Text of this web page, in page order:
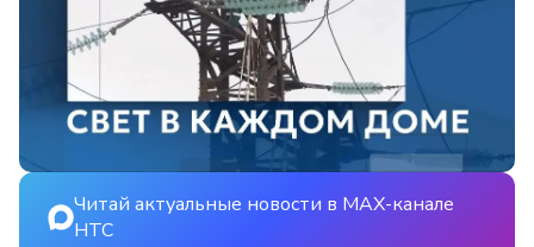
Читай актуальные новости в MAX-канале
НТС